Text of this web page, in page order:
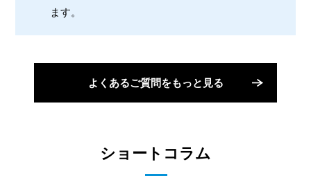
ます。
よくあるご質問をもっと見る
ショートコラム